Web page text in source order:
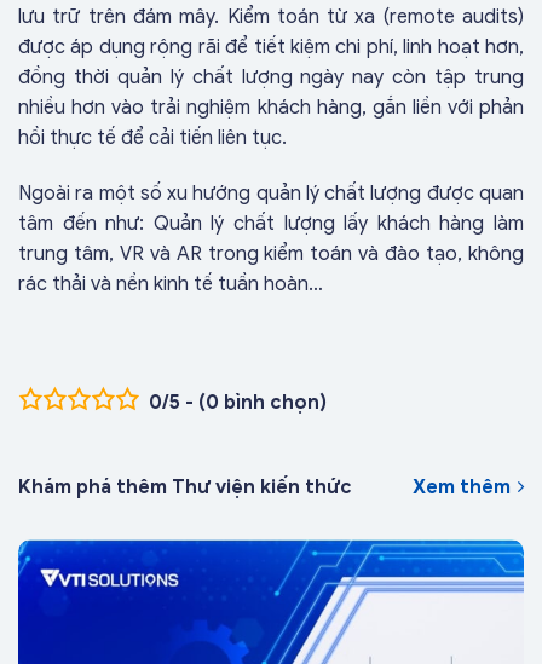
lưu trữ trên đám mây. Kiểm toán từ xa (remote audits)
được áp dụng rộng rãi để tiết kiệm chi phí, linh hoạt hơn,
đồng thời quản lý chất lượng ngày nay còn tập trung
nhiều hơn vào trải nghiệm khách hàng, gắn liền với phản
hồi thực tế để cải tiến liên tục.
Ngoài ra một số xu hướng quản lý chất lượng được quan
tâm đến như: Quản lý chất lượng lấy khách hàng làm
trung tâm, VR và AR trong kiểm toán và đào tạo, không
rác thải và nền kinh tế tuần hoàn…
0/5 - (0 bình chọn)
Khám phá thêm Thư viện kiến thức Xem thêm